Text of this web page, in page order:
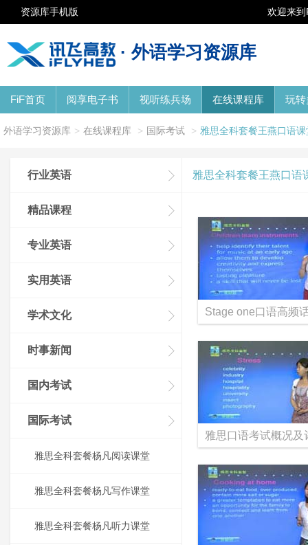
欢迎来
资源库手机版
· 外语学习资源库
FiF首页 阅享电子书 视听练兵场 在线课程库 玩转
外语学习资源库 > 在线课程库 > 国际考试 > 雅思全科套餐王燕口语课
行业英语
精品课程
专业英语
实用英语
学术文化
时事新闻
国内考试
国际考试
雅思全科套餐杨凡阅读课堂
雅思全科套餐杨凡写作课堂
雅思全科套餐杨凡听力课堂
雅思全科套餐王燕口语